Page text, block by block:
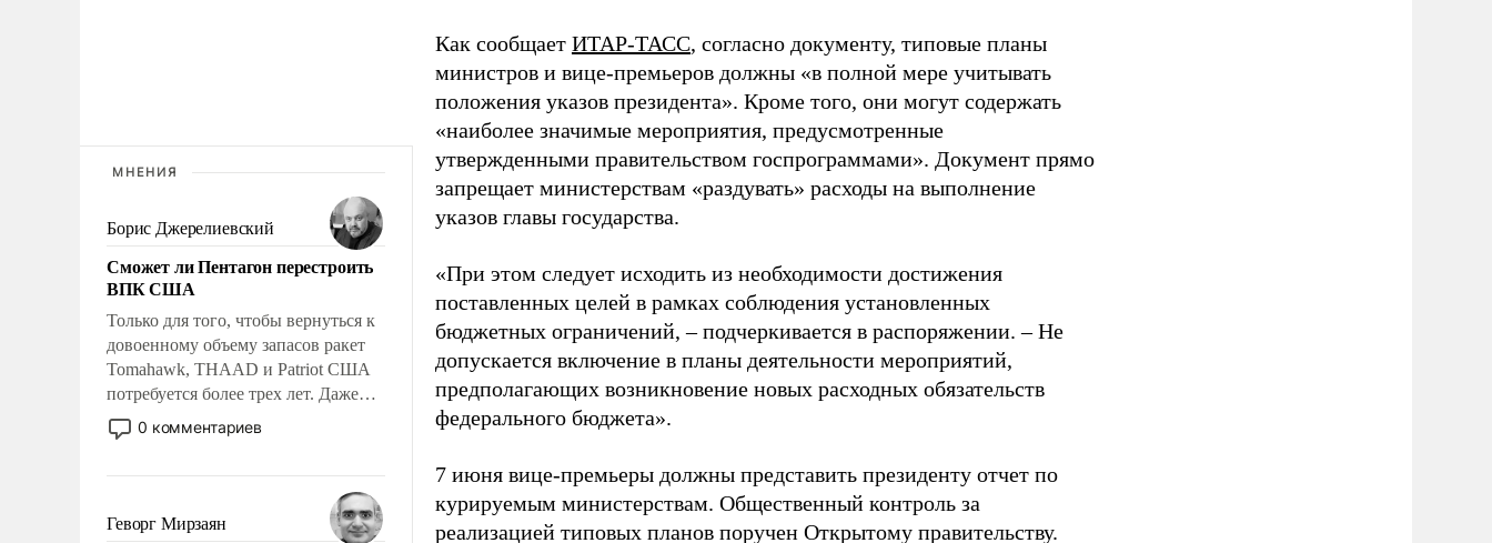
МНЕНИЯ
Борис Джерелиевский
Сможет ли Пентагон перестроить
ВПК США
Только для того, чтобы вернуться к
довоенному объему запасов ракет
Tomahawk, THAAD и Patriot США
потребуется более трех лет. Даже
небольшая война с Ираном
опустошила американские
уязвимости США, например, перед
0 комментариев
Геворг Мирзаян
Как сообщает ИТАР-ТАСС, согласно документу, типовые планы
министров и вице-премьеров должны «в полной мере учитывать
положения указов президента». Кроме того, они могут содержать
«наиболее значимые мероприятия, предусмотренные
утвержденными правительством госпрограммами». Документ прямо
запрещает министерствам «раздувать» расходы на выполнение
указов главы государства.
«При этом следует исходить из необходимости достижения
поставленных целей в рамках соблюдения установленных
бюджетных ограничений, – подчеркивается в распоряжении. – Не
допускается включение в планы деятельности мероприятий,
предполагающих возникновение новых расходных обязательств
федерального бюджета».
7 июня вице-премьеры должны представить президенту отчет по
курируемым министерствам. Общественный контроль за
реализацией типовых планов поручен Открытому правительству.